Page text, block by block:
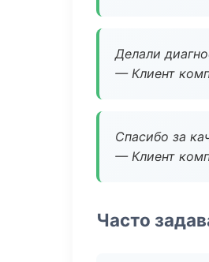
Делали
— Клиент
Спасибо за
— Клиент
Часто